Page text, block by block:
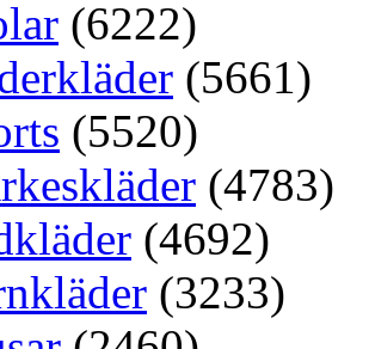
(6222)
(5661)
(5520)
(4783)
(4692)
(3233)